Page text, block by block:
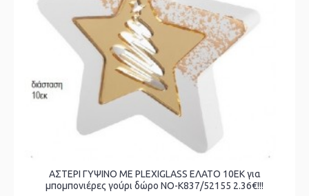
ΑΣΤΕΡΙ ΓΥΨΙΝΟ ΜΕ PLEXIGLASS ΕΛΑΤΟ 10ΕΚ για
μπομπονιέρες γούρι δώρο ΝΟ-Κ837/52155 2.36€!!!